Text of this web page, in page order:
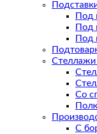
Под
Под
Под
Стеллажи
Со
С